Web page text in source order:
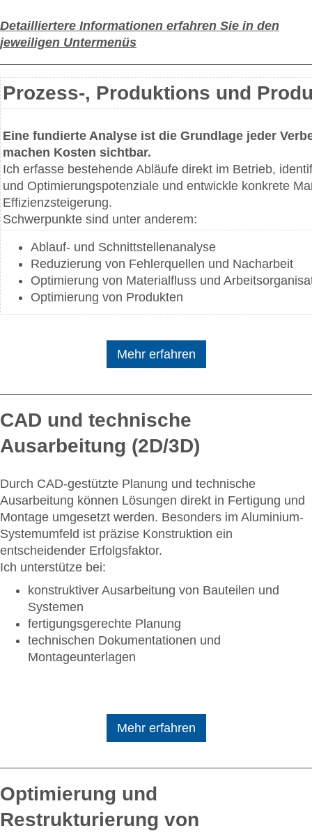
Detailliertere Informationen erfahren Sie in den
jeweiligen Untermenüs
Prozess-, Produktions und
Eine fundierte Analyse ist die Grundlage jeder
machen Kosten sichtbar.
Ich erfasse bestehende Abläufe direkt im Betrieb,
und Optimierungspotenziale und entwickle konkrete
Effizienzsteigerung.
Schwerpunkte sind unter anderem:
Ablauf- und Schnittstellenanalyse
Reduzierung von Fehlerquellen und Nacharbeit
Optimierung von Materialfluss und
Optimierung von Produkten
Mehr erfahren
CAD und technische
Ausarbeitung (2D/3D)
Durch CAD-gestützte Planung und technische
Ausarbeitung können Lösungen direkt in Fertigung und
Montage umgesetzt werden. Besonders im Aluminium-
Systemumfeld ist präzise Konstruktion ein
entscheidender Erfolgsfaktor.
Ich unterstütze bei:
konstruktiver Ausarbeitung von Bauteilen und
Systemen
fertigungsgerechte Planung
technischen Dokumentationen und
Montageunterlagen
Mehr erfahren
Optimierung und
Restrukturierung von